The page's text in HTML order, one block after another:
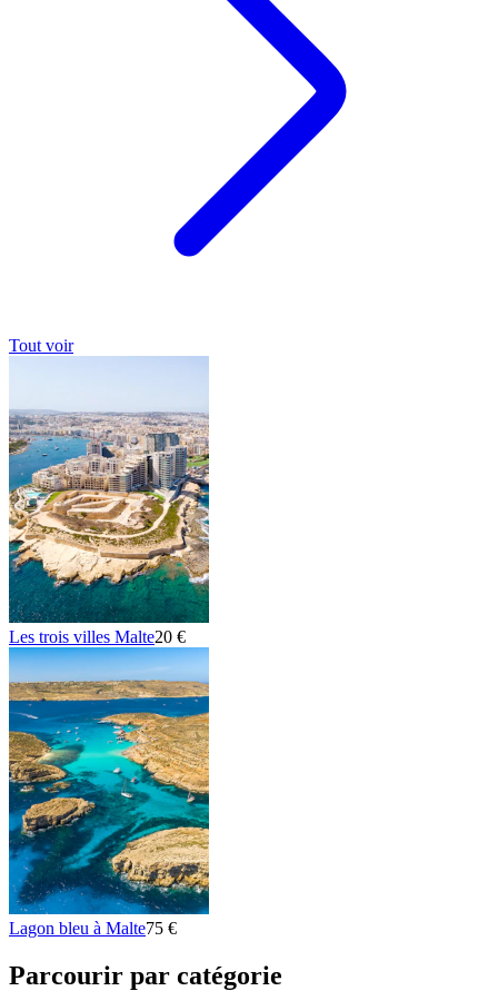
Tout voir
Les trois villes Malte20 €
Lagon bleu à Malte75 €
Parcourir par catégorie